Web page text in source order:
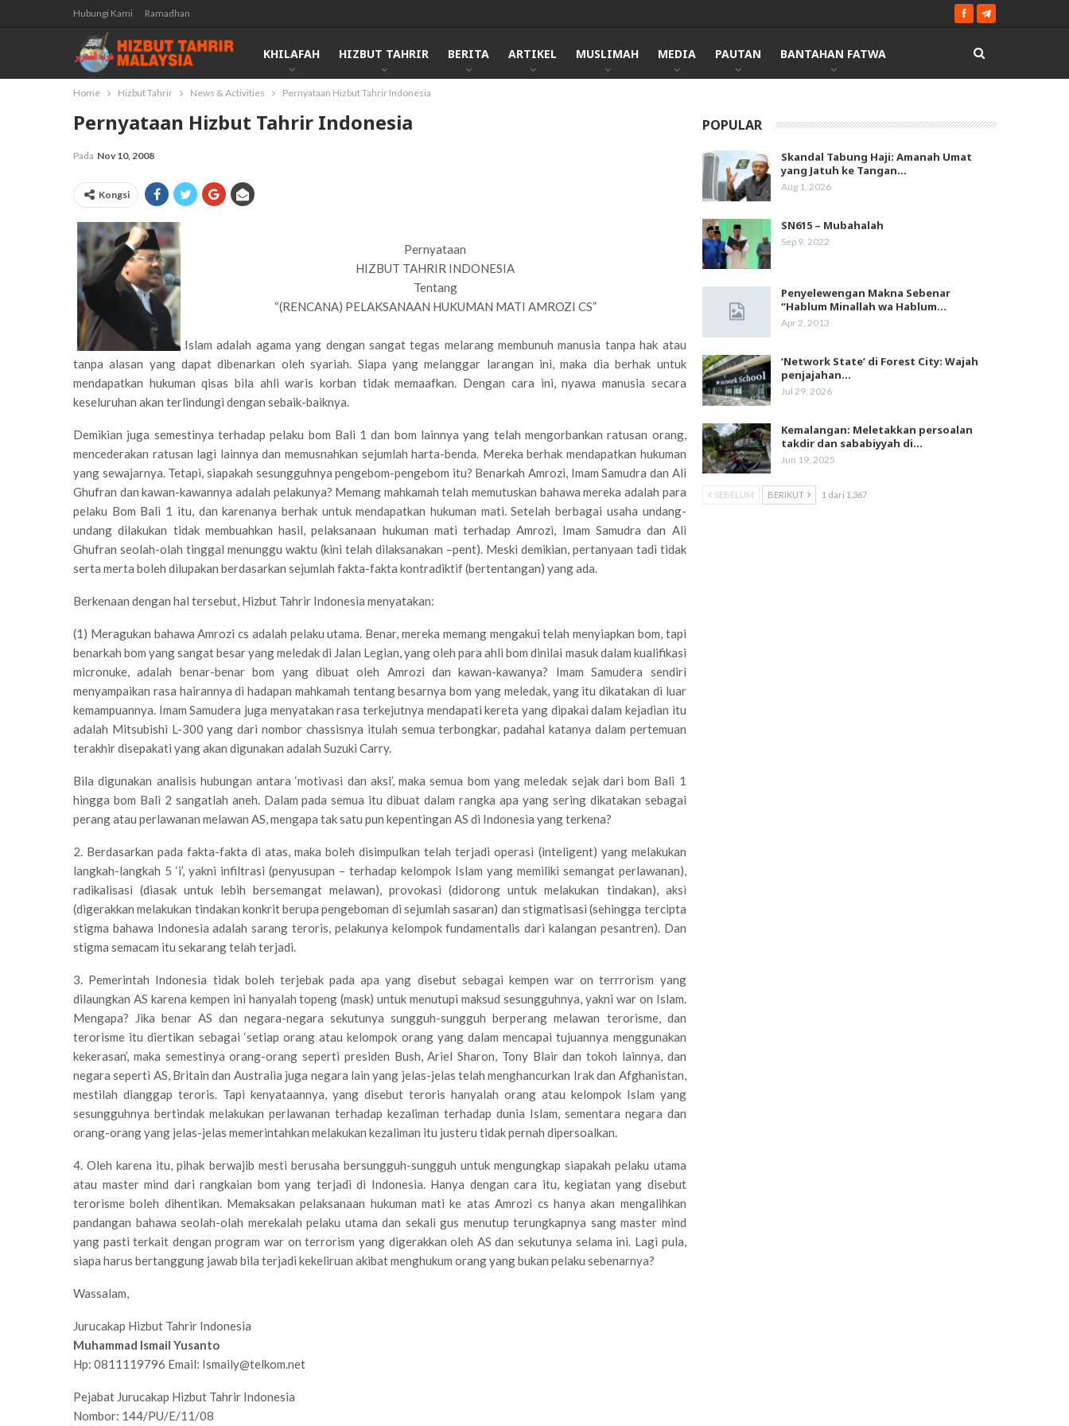
Hubungi Kami Ramadhan
KHILAFAH HIZBUT TAHRIR BERITA ARTIKEL MUSLIMAH MEDIA PAUTAN BANTAHAN FATWA
Home Hizbut Tahrir News & Activities Pernyataan Hizbut Tahrir Indonesia
Pernyataan Hizbut Tahrir Indonesia
Pada Nov 10, 2008
Kongsi
Pernyataan
HIZBUT TAHRIR INDONESIA
Tentang
“(RENCANA) PELAKSANAAN HUKUMAN MATI AMROZI CS”
Islam adalah agama yang dengan sangat tegas melarang membunuh manusia tanpa hak atau
tanpa alasan yang dapat dibenarkan oleh syariah. Siapa yang melanggar larangan ini, maka dia berhak untuk
mendapatkan hukuman qisas bila ahli waris korban tidak memaafkan. Dengan cara ini, nyawa manusia secara
keseluruhan akan terlindungi dengan sebaik-baiknya.
Demikian juga semestinya terhadap pelaku bom Bali 1 dan bom lainnya yang telah mengorbankan ratusan orang,
mencederakan ratusan lagi lainnya dan memusnahkan sejumlah harta-benda. Mereka berhak mendapatkan hukuman
yang sewajarnya. Tetapi, siapakah sesungguhnya pengebom-pengebom itu? Benarkah Amrozi, Imam Samudra dan Ali
Ghufran dan kawan-kawannya adalah pelakunya? Memang mahkamah telah memutuskan bahawa mereka adalah para
pelaku Bom Bali 1 itu, dan karenanya berhak untuk mendapatkan hukuman mati. Setelah berbagai usaha undang-
undang dilakukan tidak membuahkan hasil, pelaksanaan hukuman mati terhadap Amrozi, Imam Samudra dan Ali
Ghufran seolah-olah tinggal menunggu waktu (kini telah dilaksanakan –pent). Meski demikian, pertanyaan tadi tidak
serta merta boleh dilupakan berdasarkan sejumlah fakta-fakta kontradiktif (bertentangan) yang ada.
Berkenaan dengan hal tersebut, Hizbut Tahrir Indonesia menyatakan:
(1) Meragukan bahawa Amrozi cs adalah pelaku utama. Benar, mereka memang mengakui telah menyiapkan bom, tapi
benarkah bom yang sangat besar yang meledak di Jalan Legian, yang oleh para ahli bom dinilai masuk dalam kualifikasi
micronuke, adalah benar-benar bom yang dibuat oleh Amrozi dan kawan-kawanya? Imam Samudera sendiri
menyampaikan rasa hairannya di hadapan mahkamah tentang besarnya bom yang meledak, yang itu dikatakan di luar
kemampuannya. Imam Samudera juga menyatakan rasa terkejutnya mendapati kereta yang dipakai dalam kejadian itu
adalah Mitsubishi L-300 yang dari nombor chassisnya itulah semua terbongkar, padahal katanya dalam pertemuan
terakhir disepakati yang akan digunakan adalah Suzuki Carry.
Bila digunakan analisis hubungan antara ‘motivasi dan aksi’, maka semua bom yang meledak sejak dari bom Bali 1
hingga bom Bali 2 sangatlah aneh. Dalam pada semua itu dibuat dalam rangka apa yang sering dikatakan sebagai
perang atau perlawanan melawan AS, mengapa tak satu pun kepentingan AS di Indonesia yang terkena?
2. Berdasarkan pada fakta-fakta di atas, maka boleh disimpulkan telah terjadi operasi (inteligent) yang melakukan
langkah-langkah 5 ‘i’, yakni infiltrasi (penyusupan – terhadap kelompok Islam yang memiliki semangat perlawanan),
radikalisasi (diasak untuk lebih bersemangat melawan), provokasi (didorong untuk melakukan tindakan), aksi
(digerakkan melakukan tindakan konkrit berupa pengeboman di sejumlah sasaran) dan stigmatisasi (sehingga tercipta
stigma bahawa Indonesia adalah sarang teroris, pelakunya kelompok fundamentalis dari kalangan pesantren). Dan
stigma semacam itu sekarang telah terjadi.
3. Pemerintah Indonesia tidak boleh terjebak pada apa yang disebut sebagai kempen war on terrrorism yang
dilaungkan AS karena kempen ini hanyalah topeng (mask) untuk menutupi maksud sesungguhnya, yakni war on Islam.
Mengapa? Jika benar AS dan negara-negara sekutunya sungguh-sungguh berperang melawan terorisme, dan
terorisme itu diertikan sebagai ‘setiap orang atau kelompok orang yang dalam mencapai tujuannya menggunakan
kekerasan’, maka semestinya orang-orang seperti presiden Bush, Ariel Sharon, Tony Blair dan tokoh lainnya, dan
negara seperti AS, Britain dan Australia juga negara lain yang jelas-jelas telah menghancurkan Irak dan Afghanistan,
mestilah dianggap teroris. Tapi kenyataannya, yang disebut teroris hanyalah orang atau kelompok Islam yang
sesungguhnya bertindak melakukan perlawanan terhadap kezaliman terhadap dunia Islam, sementara negara dan
orang-orang yang jelas-jelas memerintahkan melakukan kezaliman itu justeru tidak pernah dipersoalkan.
4. Oleh karena itu, pihak berwajib mesti berusaha bersungguh-sungguh untuk mengungkap siapakah pelaku utama
atau master mind dari rangkaian bom yang terjadi di Indonesia. Hanya dengan cara itu, kegiatan yang disebut
terorisme boleh dihentikan. Memaksakan pelaksanaan hukuman mati ke atas Amrozi cs hanya akan mengalihkan
pandangan bahawa seolah-olah merekalah pelaku utama dan sekali gus menutup terungkapnya sang master mind
yang pasti terkait dengan program war on terrorism yang digerakkan oleh AS dan sekutunya selama ini. Lagi pula,
siapa harus bertanggung jawab bila terjadi kekeliruan akibat menghukum orang yang bukan pelaku sebenarnya?
Wassalam,
Jurucakap Hizbut Tahrir Indonesia
Muhammad Ismail Yusanto
Hp: 0811119796 Email: Ismaily@telkom.net
Pejabat Jurucakap Hizbut Tahrir Indonesia
Nombor: 144/PU/E/11/08
POPULAR
Skandal Tabung Haji: Amanah Umat
yang Jatuh ke Tangan…
Aug 1, 2026
SN615 – Mubahalah
Sep 9, 2022
Penyelewengan Makna Sebenar
“Hablum Minallah wa Hablum…
Apr 2, 2013
‘Network State’ di Forest City: Wajah
penjajahan…
Jul 29, 2026
Kemalangan: Meletakkan persoalan
takdir dan sababiyyah di…
Jun 19, 2025
SEBELUM BERIKUT 1 dari 1,367